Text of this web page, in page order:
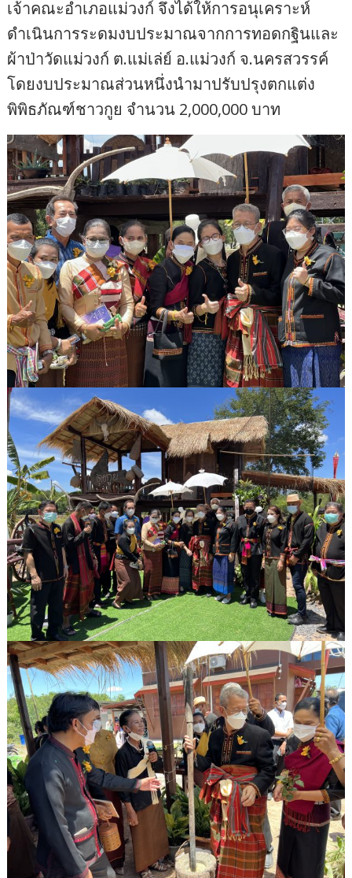
เจ้าคณะอำเภอแม่วงก์ จึงได้ให้การอนุเคราะห์
ดำเนินการระดมงบประมาณจากการทอดกฐินและ
ผ้าป่าวัดแม่วงก์ ต.แม่เล่ย์ อ.แม่วงก์ จ.นครสวรรค์
โดยงบประมาณส่วนหนึ่งนำมาปรับปรุงตกแต่ง
พิพิธภัณฑ์ชาวกูย จำนวน 2,000,000 บาท